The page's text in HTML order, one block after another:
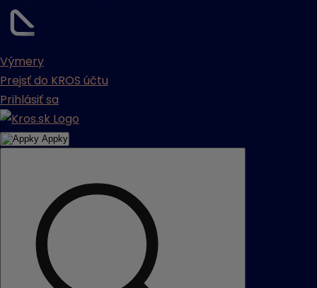
Výmery
Prejsť do KROS účtu
Prihlásiť sa
Appky